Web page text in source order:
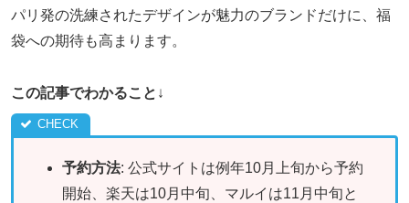
パリ発の洗練されたデザインが魅力のブランドだけに、福
袋への期待も高まります。
この記事でわかること ↓
予約方法: 公式サイトは例年10月上旬から予約
開始、楽天は10月中旬、マルイは11月中旬と